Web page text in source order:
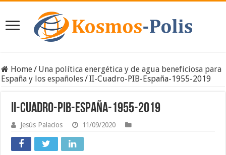
Home/ Una política energética y de agua beneficiosa para
España y los españoles/II-Cuadro-PIB-España-1955-2019
II-Cuadro-PIB-España-1955-2019
Jesús Palacios 11/09/2020